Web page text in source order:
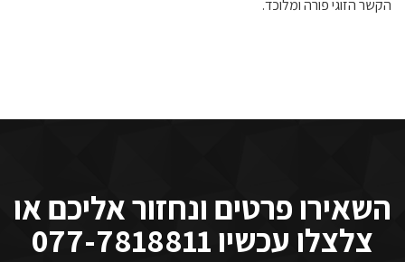
הקשר הזוגי פורה ומלוכד.
השאירו פרטים ונחזור אליכם או
צלצלו עכשיו 077-7818811